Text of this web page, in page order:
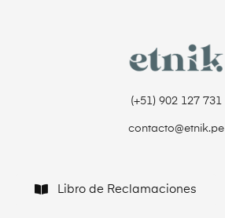
(+51) 902 127 731‬
contacto@etnik.pe
Libro de Reclamaciones